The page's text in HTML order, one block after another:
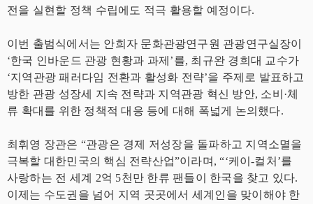
전을 실현할 정책 수립에도 적극 활용할 예정이다.
이번 출범식에서는 안희자 문화관광연구원 관광연구실장이
‘한국 인바운드 관광 현황과 과제’를, 최규완 경희대 교수가
‘지역관광 패러다임 전환과 활성화 전략’을 주제로 발표하고
방한 관광 성장세 지속 전략과 지역관광 혁신 방안, 소비·체
류 확대를 위한 정책적 대응 등에 대해 폭넓게 논의했다.
최휘영 장관은 “관광은 경제 저성장을 돌파하고 지역소멸을
극복할 대한민국의 핵심 전략산업”이라며, “‘케이-컬처’를
사랑하는 전 세계 2억 5천만 한류 팬들이 한국을 찾고 있다.
이제는 수도권을 넘어 지역 곳곳에서 세계인을 맞이해야 한